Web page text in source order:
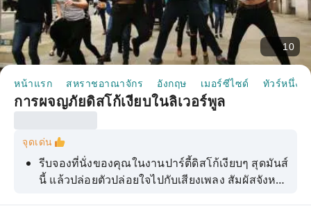
10
หน้าแรก สหราชอาณาจักร อังกฤษ เมอร์ซีไซด์ ทัวร์หนึ่งวั
การผจญภัยดิสโก้เงียบในลิเวอร์พูล
จุดเด่น
รีบจองที่นั่งของคุณในงานปาร์ตี้ดิสโก้เงียบๆ สุดมันส์
นี้ แล้วปล่อยตัวปล่อยใจไปกับเสียงเพลง สัมผัสจังหวะ